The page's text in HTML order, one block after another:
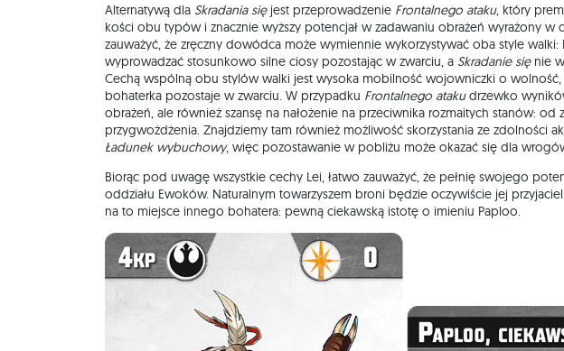
Alternatywą dla Skradania sięjest przeprowadzenie Frontalnego ataku, który
kości obu typów i znacznie wyższy potencjał w zadawaniu obrażeń wyrażony
zauważyć, że zręczny dowódca może wymiennie wykorzystywać oba style walki:
wyprowadzać stosunkowo silne ciosy pozostając w zwarciu, a Skradanie sięnie
Cechą wspólną obu stylów walki jest wysoka mobilność wojowniczki o
bohaterka pozostaje w zwarciu. W przypadku Frontalnego atakudrzewko
obrażeń, ale również szansę na nałożenie na przeciwnika rozmaitych stanów: od
przygwożdżenia. Znajdziemy tam również możliwość skorzystania ze zdolności
Ładunek wybuchowy, więc pozostawanie w pobliżu może okazać się dla
Biorąc pod uwagę wszystkie cechy Lei, łatwo zauważyć, że pełnię swojego
oddziału Ewoków. Naturalnym towarzyszem broni będzie oczywiście jej
na to miejsce innego bohatera: pewną ciekawską istotę o imieniu Paploo.